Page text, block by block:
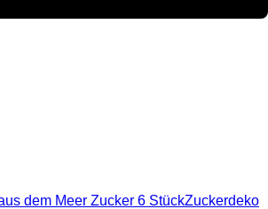
dem Meer Zucker 6 StückZuckerdeko